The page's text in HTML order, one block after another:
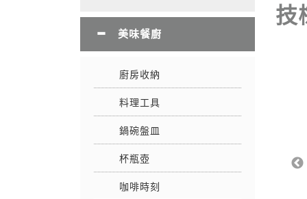
美味餐廚
廚房收納
料理工具
鍋碗盤皿
杯瓶壺
咖啡時刻
技